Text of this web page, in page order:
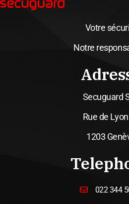
Votre
Notre
Secuguard
Rue de
1203
022 344